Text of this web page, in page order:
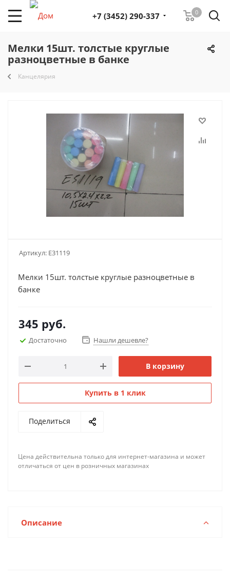
0
+7 (3452) 290-337
Мелки 15шт. толстые круглые
разноцветные в банке
Канцелярия
Артикул: Е31119
Мелки 15шт. толстые круглые разноцветные в
банке
345 руб.
Достаточно Нашли дешевле?
В корзину
Купить в 1 клик
Поделиться
Цена действительна только для интернет-магазина и может
отличаться от цен в розничных магазинах
Описание